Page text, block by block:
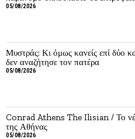
05/08/2026
Μυστράς: Κι όμως κανείς επί δύο
δεν αναζήτησε τον πατέρα
05/08/2026
Conrad Athens The Ilisian / Το
της Αθήνας
05/08/2026